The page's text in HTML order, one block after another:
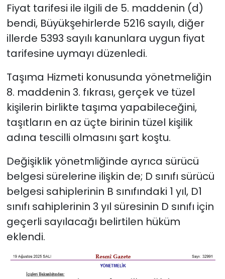
Fiyat tarifesi ile ilgili de 5. maddenin (d)
bendi, Büyükşehirlerde 5216 sayılı, diğer
illerde 5393 sayılı kanunlara uygun fiyat
tarifesine uymayı düzenledi.
Taşıma Hizmeti konusunda yönetmeliğin
8. maddenin 3. fıkrası, gerçek ve tüzel
kişilerin birlikte taşıma yapabileceğini,
taşıtların en az üçte birinin tüzel kişilik
adına tescilli olmasını şart koştu.
Değişiklik yönetmliğinde ayrıca sürücü
belgesi sürelerine ilişkin de; D sınıfı sürücü
belgesi sahiplerinin B sınıfındaki 1 yıl, D1
sınıfı sahiplerinin 3 yıl süresinin D sınıfı için
geçerli sayılacağı belirtilen hüküm
eklendi.